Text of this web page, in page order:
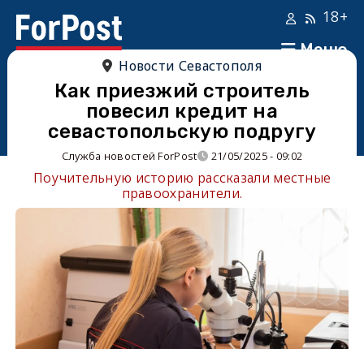
Меню
18+
Новости Севастополя
Как приезжий строитель
повесил кредит на
севастопольскую подругу
Служба новостей ForPost 21/05/2025 - 09:02
Поучительную историю рассказали местные
правоохранители.